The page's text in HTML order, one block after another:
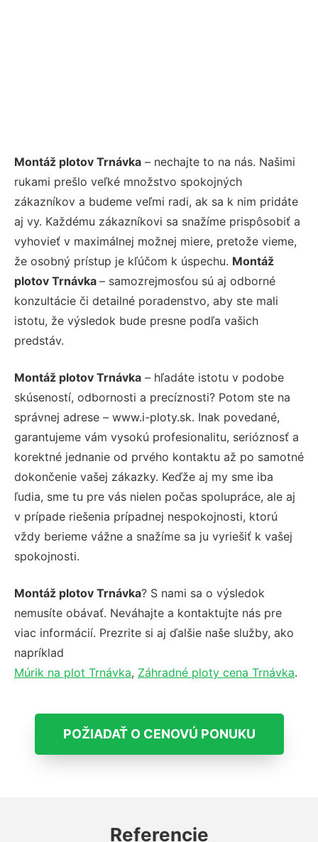
Montáž plotov Trnávka – nechajte to na nás. Našimi
rukami prešlo veľké množstvo spokojných
zákazníkov a budeme veľmi radi, ak sa k nim pridáte
aj vy. Každému zákazníkovi sa snažíme prispôsobiť a
vyhovieť v maximálnej možnej miere, pretože vieme,
že osobný prístup je kľúčom k úspechu. Montáž
plotov Trnávka – samozrejmosťou sú aj odborné
konzultácie či detailné poradenstvo, aby ste mali
istotu, že výsledok bude presne podľa vašich
predstáv.
Montáž plotov Trnávka – hľadáte istotu v podobe
skúseností, odbornosti a precíznosti? Potom ste na
správnej adrese – www.i-ploty.sk. Inak povedané,
garantujeme vám vysokú profesionalitu, serióznosť a
korektné jednanie od prvého kontaktu až po samotné
dokončenie vašej zákazky. Keďže aj my sme iba
ľudia, sme tu pre vás nielen počas spolupráce, ale aj
v prípade riešenia prípadnej nespokojnosti, ktorú
vždy berieme vážne a snažíme sa ju vyriešiť k vašej
spokojnosti.
Montáž plotov Trnávka? S nami sa o výsledok
nemusíte obávať. Neváhajte a kontaktujte nás pre
viac informácií. Prezrite si aj ďalšie naše služby, ako
napríklad
Múrik na plot Trnávka, Záhradné ploty cena Trnávka.
POŽIADAŤ O CENOVÚ PONUKU
Referencie